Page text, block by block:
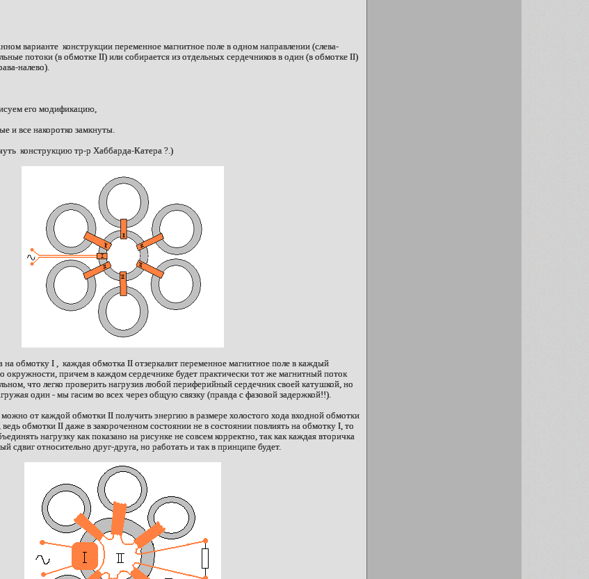
варианте конструкции переменное магнитное поле в одном направлении (слева-
потоки (в обмотке II) или собирается из отдельных сердечников в один (в обмотке II)
налево).
его модификацию,
и все накоротко замкнуты.
конструкцию тр-р Хаббарда-Катера ?.)
на обмотку I , каждая обмотка II отзеркалит переменное магнитное поле в каждый
окружности, причем в каждом сердечнике будет практически тот же магнитный поток
что легко проверить нагрузив любой периферийный сердечник своей катушкой, но
один - мы гасим во всех через общую связку (правда с фазовой задержкой!!).
от каждой обмотки II получить энергию в размере холостого хода входной обмотки
обмотки II даже в закороченном состоянии не в состоянии повлиять на обмотку I, то
нагрузку как показано на рисунке не совсем корректно, так как каждая вторичка
сдвиг относительно друг-друга, но работать и так в принципе будет.